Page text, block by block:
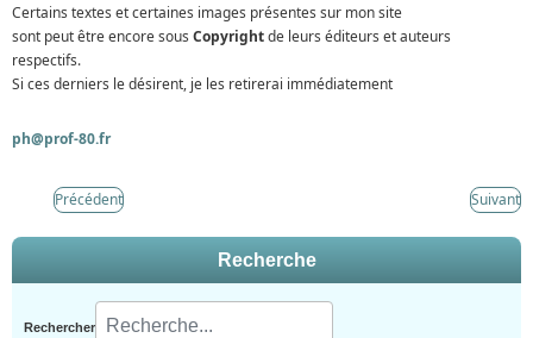
Certains textes et certaines images présentes sur mon site
sont peut être encore sous Copyrightde leurs éditeurs et auteurs
respectifs.
Si ces derniers le désirent, je les retirerai immédiatement
ph@prof-80.fr
Précédent Suivant
Recherche
Rechercher